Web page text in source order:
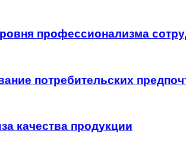
профессионализма
потребительских
качества продукции